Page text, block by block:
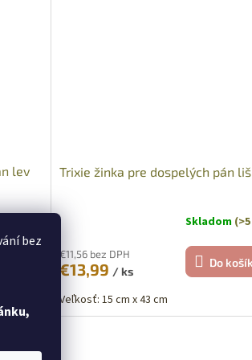
bez
lev Trixie žinka pre dospelých pán
Skladom
€11,56 bez DPH
€13,99 / ks
Do
Veľkosť: 15 cm x 43 cm